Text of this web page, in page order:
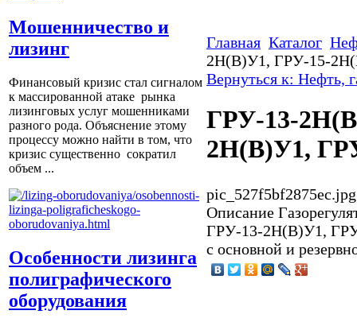
Мошенничество и
лизинг
Финансовый кризис стал сигналом
к массированной атаке рынка
лизинговых услуг мошенниками
разного рода. Объяснение этому
процессу можно найти в том, что
кризис существенно сократил
объем ...
Особенности лизинга
полиграфического
оборудования
Главная Каталог
2Н(В)У1, ГРУ-15-
Вернуться к: Нефть,
ГРУ-13-
2Н(В)У1,
pic_527f5bf2875ec.jpg
Описание
ГРУ-13-2Н(В)У1,
с основной и